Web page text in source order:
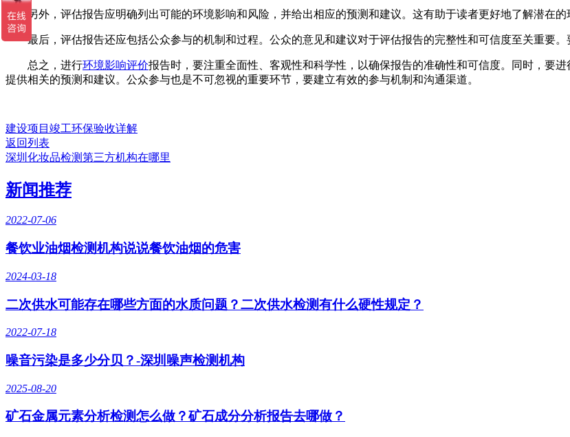
另外，评估报告应明确列出可能的环境影响和风险，并给出相应的预测和建议。这有助于读者更好地了解潜在的
最后，评估报告还应包括公众参与的机制和过程。公众的意见和建议对于评估报告的完整性和可信度至关重要。
总之，进行环境影响评价报告时，要注重全面性、客观性和科学性，以确保报告的准确性和可信度。同时，要
提供相关的预测和建议。公众参与也是不可忽视的重要环节，要建立有效的参与机制和沟通渠道。
建设项目竣工环保验收详解
返回列表
深圳化妆品检测第三方机构在哪里
新闻推荐
2022-07-06
餐饮业油烟检测机构说说餐饮油烟的危害
2024-03-18
二次供水可能存在哪些方面的水质问题？二次供水检测有什么硬性规定？
2022-07-18
噪音污染是多少分贝？-深圳噪声检测机构
2025-08-20
矿石金属元素分析检测怎么做？矿石成分分析报告去哪做？